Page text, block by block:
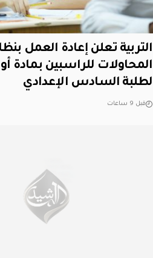
التربية تعلن إعادة العمل
المحاولات للراسبين بمادة
لطلبة السادس الإعدادي
قبل 9 ساعات